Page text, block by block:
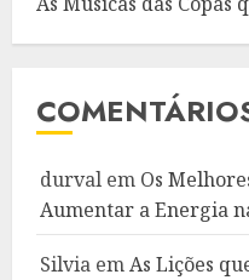
durvalem Os
Aumentar a Energia
SilviaemAs Lições